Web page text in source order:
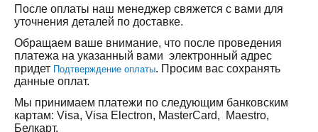
После оплаты наш менеджер свяжется с вами для
уточнения деталей по доставке.
Обращаем ваше внимание, что после проведения
платежа на указанный вами электронный адрес
придет Подтверждение оплаты. Просим вас сохранять
данные оплат.
Мы принимаем платежи по следующим банковским
картам: Visa, Visa Electron, MasterCard, Maestro,
Белкарт.